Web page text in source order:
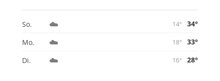
So. ☁️ 14°
34°
Mo.
☁️ 18°
33°
Di.
☁️ 16° 28°